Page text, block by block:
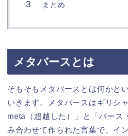
まとめ
メタバースとは
そもそもメタバースとは何かと
いきます。メタバースはギリシ
meta（超越した）」と「バース
み合わせて作られた言葉で、イ